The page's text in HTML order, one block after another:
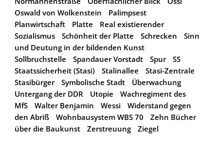
Oswald von Wolkenstein
Palimpsest
Planwirtschaft
Platte
Real existierender
Sozialismus
Schönheit der Platte Schrecken
Sinn
und Deutung in der bildenden Kunst
Sollbruchstelle
Spandauer Vorstadt Spur
SS
Staatssicherheit (Stasi)
Stalinallee
Stasi-Zentrale
Stasibürger
Symbolische Stadt
Überwachung
Untergang der DDR
Utopie
Wachregiment des
MfS
Walter Benjamin Wessi
Widerstand gegen
den Abriß
Wohnbausystem WBS 70
Zehn Bücher
über die Baukunst
Zerstreuung Ziegel